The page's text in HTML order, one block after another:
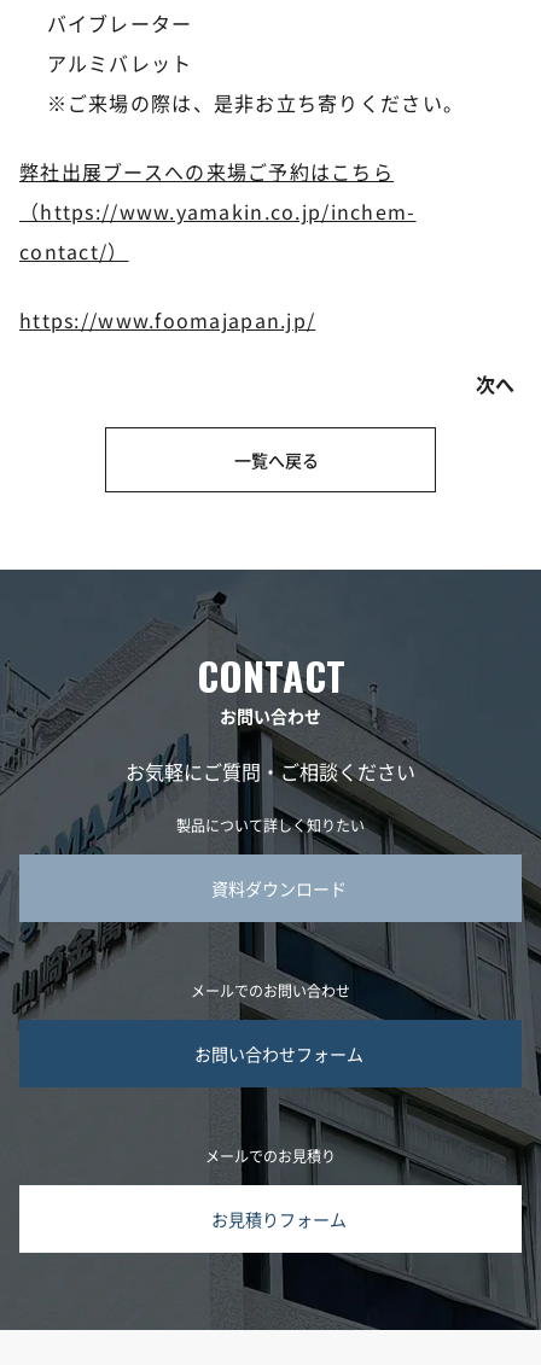
バイブレーター
アルミバレット
※ご来場の際は、是非お立ち寄りください。
弊社出展ブースへの来場ご予約はこちら
（https://www.yamakin.co.jp/inchem-
contact/）
https://www.foomajapan.jp/
次へ
一覧へ戻る
お問い合わせ
お気軽にご質問・ご相談ください
製品について詳しく知りたい
資料ダウンロード
メールでのお問い合わせ
お問い合わせフォーム
メールでのお見積り
お見積りフォーム